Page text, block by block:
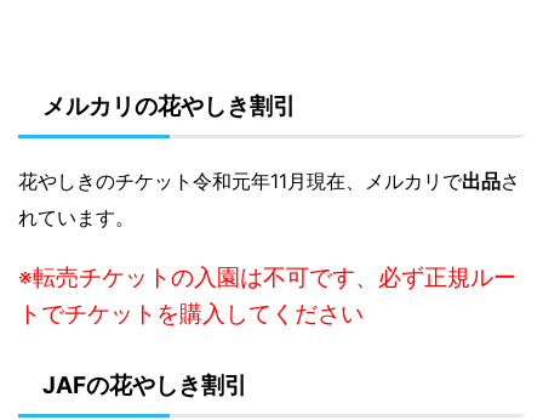
メルカリの花やしき割引
花やしきのチケット令和元年11月現在、メルカリで出品さ
れています。
※転売チケットの入園は不可です、必ず正規ルー
トでチケットを購入してください
JAFの花やしき割引